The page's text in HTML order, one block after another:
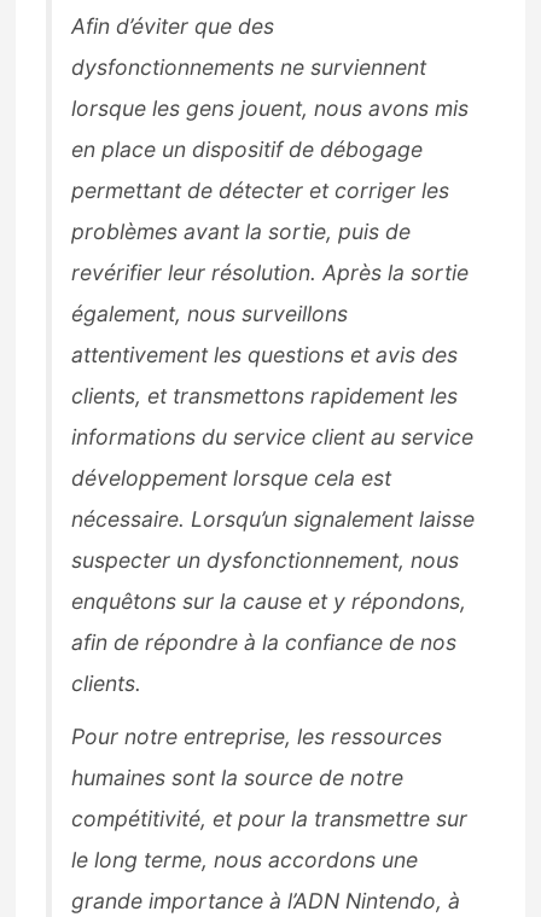
Afin d’éviter que des
dysfonctionnements ne surviennent
lorsque les gens jouent, nous avons mis
en place un dispositif de débogage
permettant de détecter et corriger les
problèmes avant la sortie, puis de
revérifier leur résolution. Après la sortie
également, nous surveillons
attentivement les questions et avis des
clients, et transmettons rapidement les
informations du service client au service
développement lorsque cela est
nécessaire. Lorsqu’un signalement laisse
suspecter un dysfonctionnement, nous
enquêtons sur la cause et y répondons,
afin de répondre à la confiance de nos
clients.
Pour notre entreprise, les ressources
humaines sont la source de notre
compétitivité, et pour la transmettre sur
le long terme, nous accordons une
grande importance à l’ADN Nintendo, à